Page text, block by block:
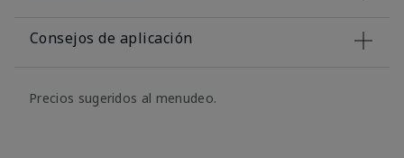
Consejos de aplicación
Precios sugeridos al menudeo.